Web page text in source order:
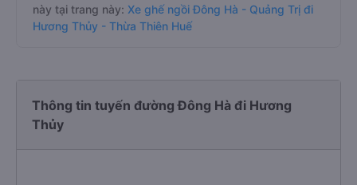
này tại trang này: Xe ghế ngồi Đông Hà - Quảng Trị đi
Hương Thủy - Thừa Thiên Huế
Thông tin tuyến đường Đông Hà đi Hương
Thủy